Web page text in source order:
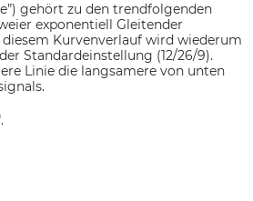
gehört zu den trendfolgenden
exponentiell Gleitender
Kurvenverlauf wird wiederum
Standardeinstellung (12/26/9).
Linie die langsamere von unten